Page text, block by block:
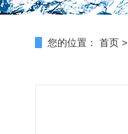
您的位置： 首页 >